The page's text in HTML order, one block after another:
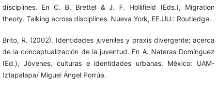
disciplines. En C. B. Brettel & J. F. Hollifield (Eds.), Migration
theory. Talking across disciplines. Nueva York, EE.UU.: Routledge.
Brito, R. (2002). Identidades juveniles y praxis divergente; acerca
de la conceptualización de la juventud. En A. Nateras Domínguez
(Ed.), Jóvenes, culturas e identidades urbanas. México: UAM-
Iztapalapa/ Miguel Ángel Porrúa.